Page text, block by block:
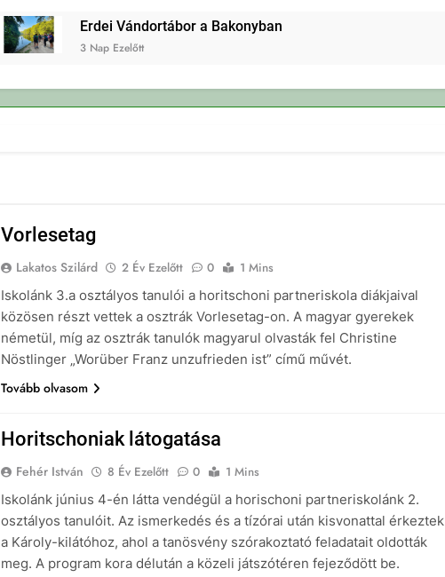
Erdei Vándortábor a Bakonyban
3 Nap Ezelőtt
Vorlesetag
Lakatos Szilárd 2 Év Ezelőtt 0
1 Mins
Iskolánk 3.a osztályos tanulói a horitschoni partneriskola diákjaival
közösen részt vettek a osztrák Vorlesetag-on. A magyar gyerekek
németül, míg az osztrák tanulók magyarul olvasták fel Christine
Nöstlinger „Worüber Franz unzufrieden ist” című művét.
Tovább olvasom
Horitschoniak látogatása
Fehér István 8 Év Ezelőtt 0
1 Mins
Iskolánk június 4-én látta vendégül a horischoni partneriskolánk 2.
osztályos tanulóit. Az ismerkedés és a tízórai után kisvonattal érkeztek
a Károly-kilátóhoz, ahol a tanösvény szórakoztató feladatait oldották
meg. A program kora délután a közeli játszótéren fejeződött be.